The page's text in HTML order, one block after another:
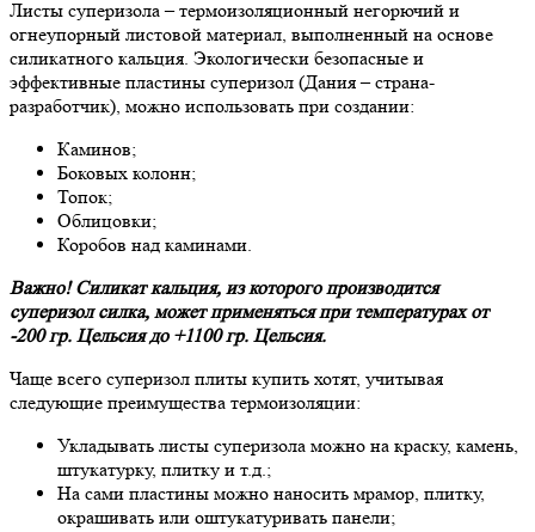
Листы суперизола – термоизоляционный негорючий и
огнеупорный листовой материал, выполненный на основе
силикатного кальция. Экологически безопасные и
эффективные пластины суперизол (Дания – страна-
разработчик), можно использовать при создании:
Каминов;
Боковых колонн;
Топок;
Облицовки;
Коробов над каминами.
Важно! Силикат кальция, из которого производится
суперизол силка, может применяться при температурах от
-200 гр. Цельсия до +1100 гр. Цельсия.
Чаще всего суперизол плиты купить хотят, учитывая
следующие преимущества термоизоляции:
Укладывать листы суперизола можно на краску, камень,
штукатурку, плитку и т.д.;
На сами пластины можно наносить мрамор, плитку,
окрашивать или оштукатуривать панели;